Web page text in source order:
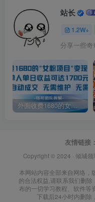
站长
1.2W+
外面收费1680的女粉项目变现，单人单日收益可达1.7k，全自动成交无需维护
友情链接：
Copyright © 2024 · 倾城领
本网站内容全部来自网络，
的合法权益,请联系我们删
布的一切学习教程、软件等
下载后24小时内删除